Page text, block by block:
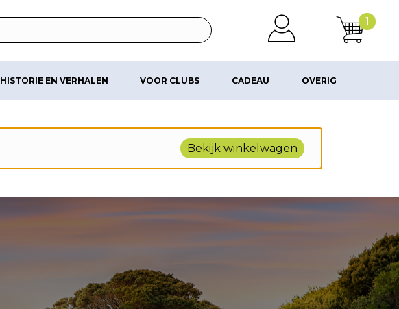
1
HISTORIE EN VERHALEN VOOR CLUBS CADEAU OVERIG
Bekijk winkelwagen